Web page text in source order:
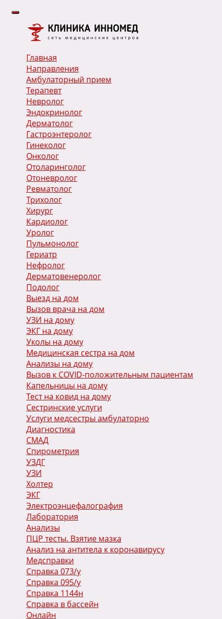
Главная
Направления
Амбулаторный прием
Терапевт
Невролог
Эндокринолог
Дерматолог
Гастроэнтеролог
Гинеколог
Онколог
Отоларинголог
Отоневролог
Ревматолог
Трихолог
Хирург
Кардиолог
Уролог
Пульмонолог
Гериатр
Нефролог
Дерматовенеролог
Подолог
Выезд на дом
Вызов врача на дом
УЗИ на дому
ЭКГ на дому
Уколы на дому
Медицинская сестра на дом
Анализы на дому
Вызов к COVID-положительным пациентам
Капельницы на дому
Тест на ковид на дому
Сестринские услуги
Услуги медсестры амбулаторно
Диагностика
СМАД
Спирометрия
УЗДГ
УЗИ
Холтер
ЭКГ
Электроэнцефалография
Лаборатория
Анализы
ПЦР тесты. Взятие мазка
Анализ на антитела к коронавирусу
Медсправки
Справка 073/у
Справка 095/у
Справка 1144н
Справка в бассейн
Онлайн